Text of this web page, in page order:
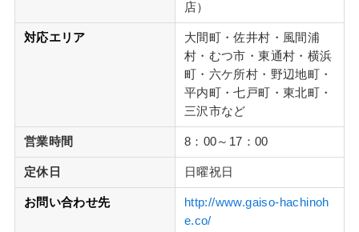
店）
対応エリア
大間町・佐井村・風間浦
村・むつ市・東通村・横浜
町・六ケ所村・野辺地町・
平内町・七戸町・東北町・
三沢市など
営業時間 8：00～17：00
定休日 日曜祝日
お問い合わせ先
http://www.gaiso-hachinoh
e.co/